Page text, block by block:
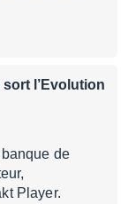
l’Evolution
de
Player.